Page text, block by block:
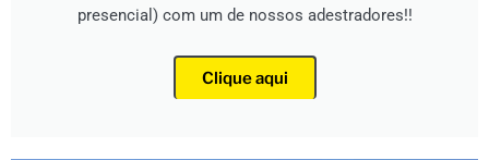
presencial) com um de nossos adestradores!!
Clique aqui